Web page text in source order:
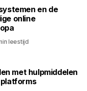
en de
online
leestijd
met hulpmiddelen